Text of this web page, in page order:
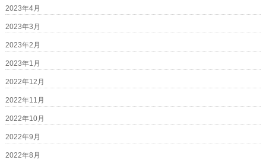
2023年4月
2023年3月
2023年2月
2023年1月
2022年12月
2022年11月
2022年10月
2022年9月
2022年8月